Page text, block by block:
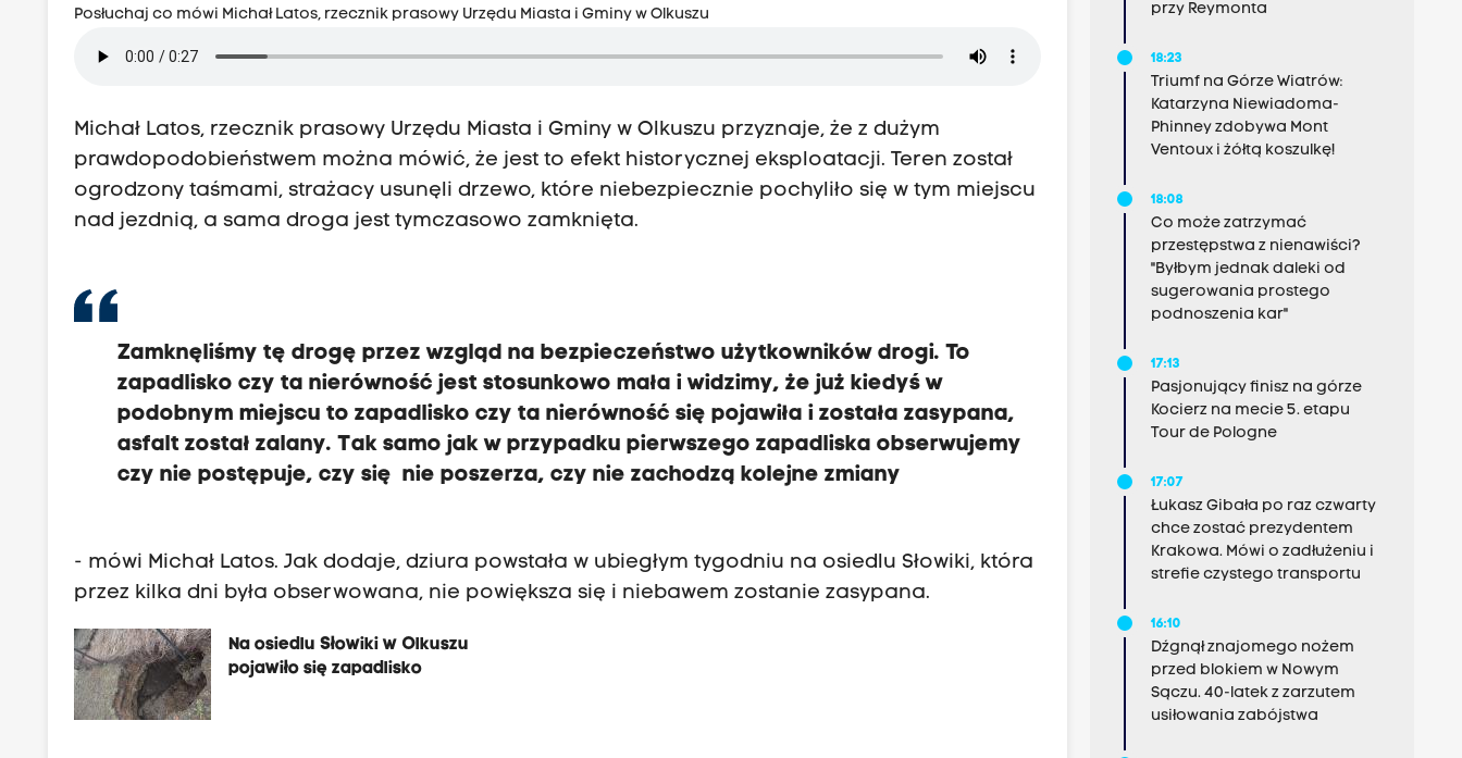
Posłuchaj co mówi Michał Latos, rzecznik prasowy Urzędu Miasta i Gminy w Olkuszu
Michał Latos, rzecznik prasowy Urzędu Miasta i Gminy w Olkuszu przyznaje, że z dużym
prawdopodobieństwem można mówić, że jest to efekt historycznej eksploatacji. Teren został
ogrodzony taśmami, strażacy usunęli drzewo, które niebezpiecznie pochyliło się w tym miejscu
nad jezdnią, a sama droga jest tymczasowo zamknięta.
Zamknęliśmy tę drogę przez wzgląd na bezpieczeństwo użytkowników drogi. To
zapadlisko czy ta nierówność jest stosunkowo mała i widzimy, że już kiedyś w
podobnym miejscu to zapadlisko czy ta nierówność się pojawiła i została zasypana,
asfalt został zalany. Tak samo jak w przypadku pierwszego zapadliska obserwujemy
czy nie postępuje, czy się nie poszerza, czy nie zachodzą kolejne zmiany
- mówi Michał Latos. Jak dodaje, dziura powstała w ubiegłym tygodniu na osiedlu Słowiki, która
przez kilka dni była obserwowana, nie powiększa się i niebawem zostanie zasypana.
Na osiedlu Słowiki w Olkuszu
pojawiło się zapadlisko
przy Reymonta
18:23
Triumf na Górze Wiatrów:
Katarzyna Niewiadoma-
Phinney zdobywa Mont
Ventoux i żółtą koszulkę!
18:08
Co może zatrzymać
przestępstwa z nienawiści?
"Byłbym jednak daleki od
sugerowania prostego
podnoszenia kar"
17:13
Pasjonujący finisz na górze
Kocierz na mecie 5. etapu
Tour de Pologne
17:07
Łukasz Gibała po raz czwarty
chce zostać prezydentem
Krakowa. Mówi o zadłużeniu i
strefie czystego transportu
16:10
Dźgnął znajomego nożem
przed blokiem w Nowym
Sączu. 40-latek z zarzutem
usiłowania zabójstwa